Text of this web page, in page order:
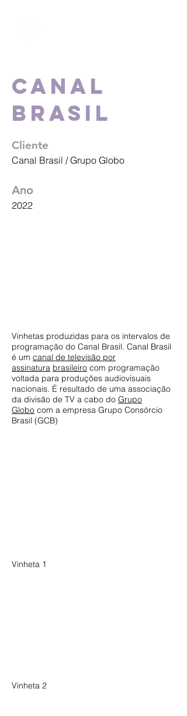
Canal
Brasil
Cliente
Canal Brasil / Grupo Globo
Ano
2022
Vinhetas produzidas para os intervalos de
programação do Canal Brasil. Canal Brasil
é um canal de televisão por
assinatura brasileiro com programação
voltada para produções audiovisuais
nacionais. É resultado de uma associação
da divisão de TV a cabo do Grupo
Globo com a empresa Grupo Consórcio
Brasil (GCB)
Vinheta 1
Vinheta 2